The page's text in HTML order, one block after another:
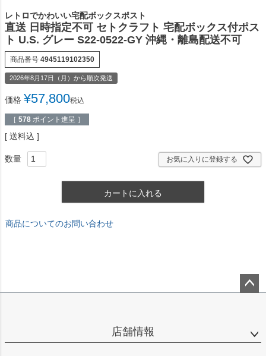
レトロでかわいい宅配ボックスポスト
直送 日時指定不可 セトクラフト 宅配ボックス付ポス
ト U.S. グレー S22-0522-GY 沖縄・離島配送不可
商品番号 4945119102350
2026年8月17日（月）から順次発送
価格 ¥57,800税込
［ 578 ポイント進呈 ］
送料込
お気に入りに登録する
カートに入れる
商品についてのお問い合わせ
店舗情報